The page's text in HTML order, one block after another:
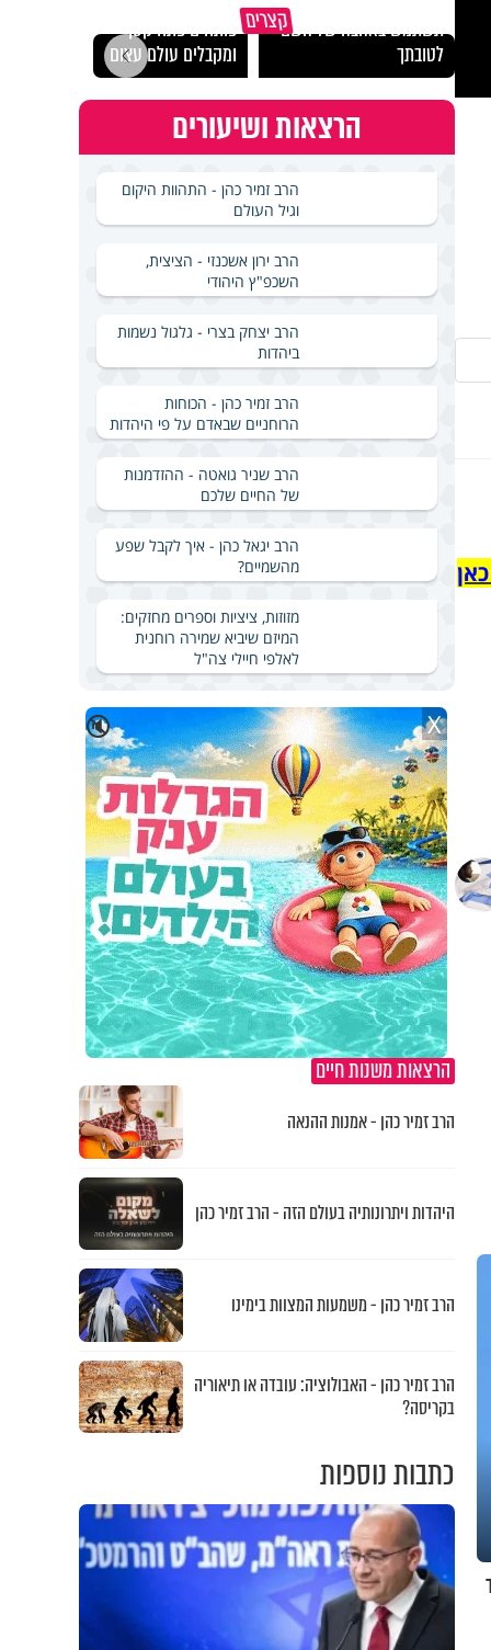
קצריםתשתמש באהבה של השם
לטובתך
פותחים פתח קטן -
ומקבלים עולם עצום
הרצאות ושיעורים
הרב זמיר כהן - התהוות היקום
וגיל העולם
הרב ירון אשכנזי - הציצית,
השכפ"ץ היהודי
הרב יצחק בצרי - גלגול נשמות
ביהדות
הרב זמיר כהן - הכוחות
הרוחניים שבאדם על פי היהדות
הרב שניר גואטה - ההזדמנות
של החיים שלכם
הרב יגאל כהן - איך לקבל שפע
מהשמיים?
מזוזות, ציציות וספרים מחזקים:
המיזם שיביא שמירה רוחנית
לאלפי חיילי צה"ל
🔇 X
הרצאות משנות חיים
הרב זמיר כהן - אמנות ההנאה
היהדות ויתרונותיה בעולם הזה - הרב זמיר כהן
הרב זמיר כהן - משמעות המצוות בימינו
הרב זמיר כהן - האבולוציה: עובדה או תיאוריה
בקריסה?
כתבות נוספות